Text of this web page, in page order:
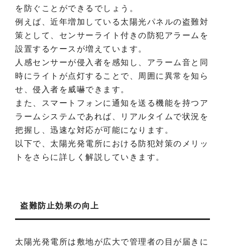
を防ぐことができるでしょう。
例えば、近年増加している太陽光パネルの盗難対
策として、センサーライト付きの防犯アラームを
設置するケースが増えています。
人感センサーが侵入者を感知し、アラーム音と同
時にライトが点灯することで、周囲に異常を知ら
せ、侵入者を威嚇できます。
また、スマートフォンに通知を送る機能を持つア
ラームシステムであれば、リアルタイムで状況を
把握し、迅速な対応が可能になります。
以下で、太陽光発電所における防犯対策のメリッ
トをさらに詳しく解説していきます。
盗難防止効果の向上
太陽光発電所は敷地が広大で管理者の目が届きに